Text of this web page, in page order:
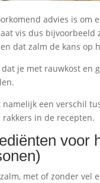
advies is om
vis dus
dat zalm de kans op
dat je met rauwkost en
namelijk een verschil
rakkers in de recepten.
voor
met of zonder vel